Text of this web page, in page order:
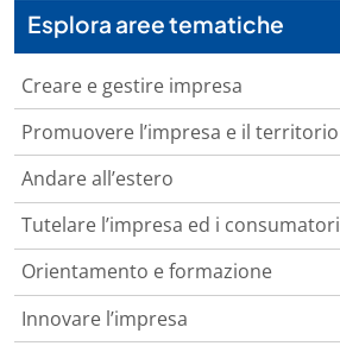
Esplora aree tematiche
Creare e gestire impresa
Promuovere l’impresa e il territorio
Andare all’estero
Tutelare l’impresa ed i consumatori
Orientamento e formazione
Innovare l’impresa